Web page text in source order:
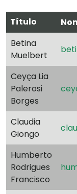
Título
Betina
Muelbert
Ceyça Lia
Palerosi
Borges
Claudia
Giongo
Humberto
Rodrigues
Francisco